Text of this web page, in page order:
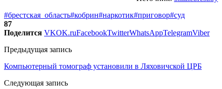
#брестская_область#кобрин#наркотик#приговор#суд
87
Поделится VKOK.ruFacebookTwitterWhatsAppTelegramViber
Предыдущая запись
Компьютерный томограф установили в Ляховичской ЦРБ
Следующая запись